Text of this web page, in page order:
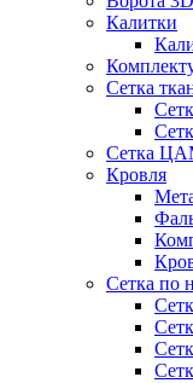
Калитки
Сетка
Сетка
Кровля
Сетка по